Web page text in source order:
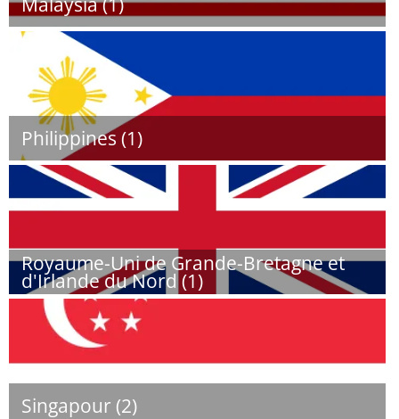
Philippines (1)
Royaume-Uni de Grande-Bretagne et
d'Irlande du Nord (1)
Singapour (2)